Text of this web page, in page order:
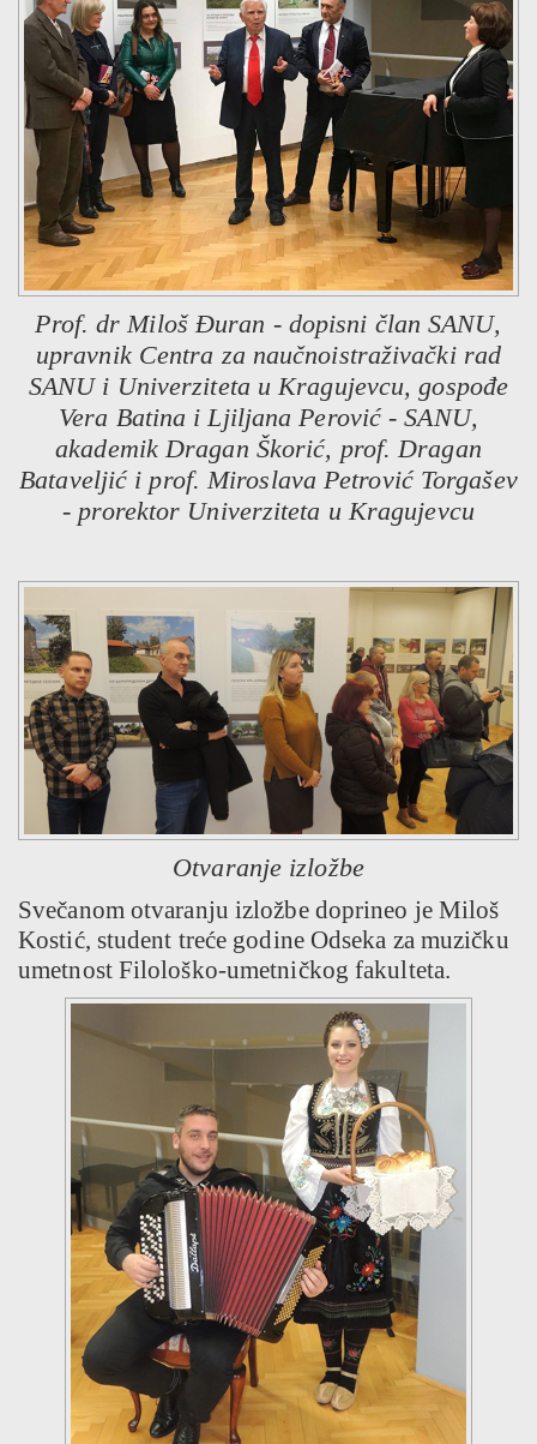
Prof. dr Miloš Đuran - dopisni član SANU,
upravnik Centra za naučnoistraživački rad
SANU i Univerziteta u Kragujevcu, gospođe
Vera Batina i Ljiljana Perović - SANU,
akademik Dragan Škorić, prof. Dragan
Bataveljić i prof. Miroslava Petrović Torgašev
- prorektor Univerziteta u Kragujevcu
Otvaranje izložbe
Svečanom otvaranju izložbe doprineo je Miloš
Kostić, student treće godine Odseka za muzičku
umetnost Filološko-umetničkog fakulteta.